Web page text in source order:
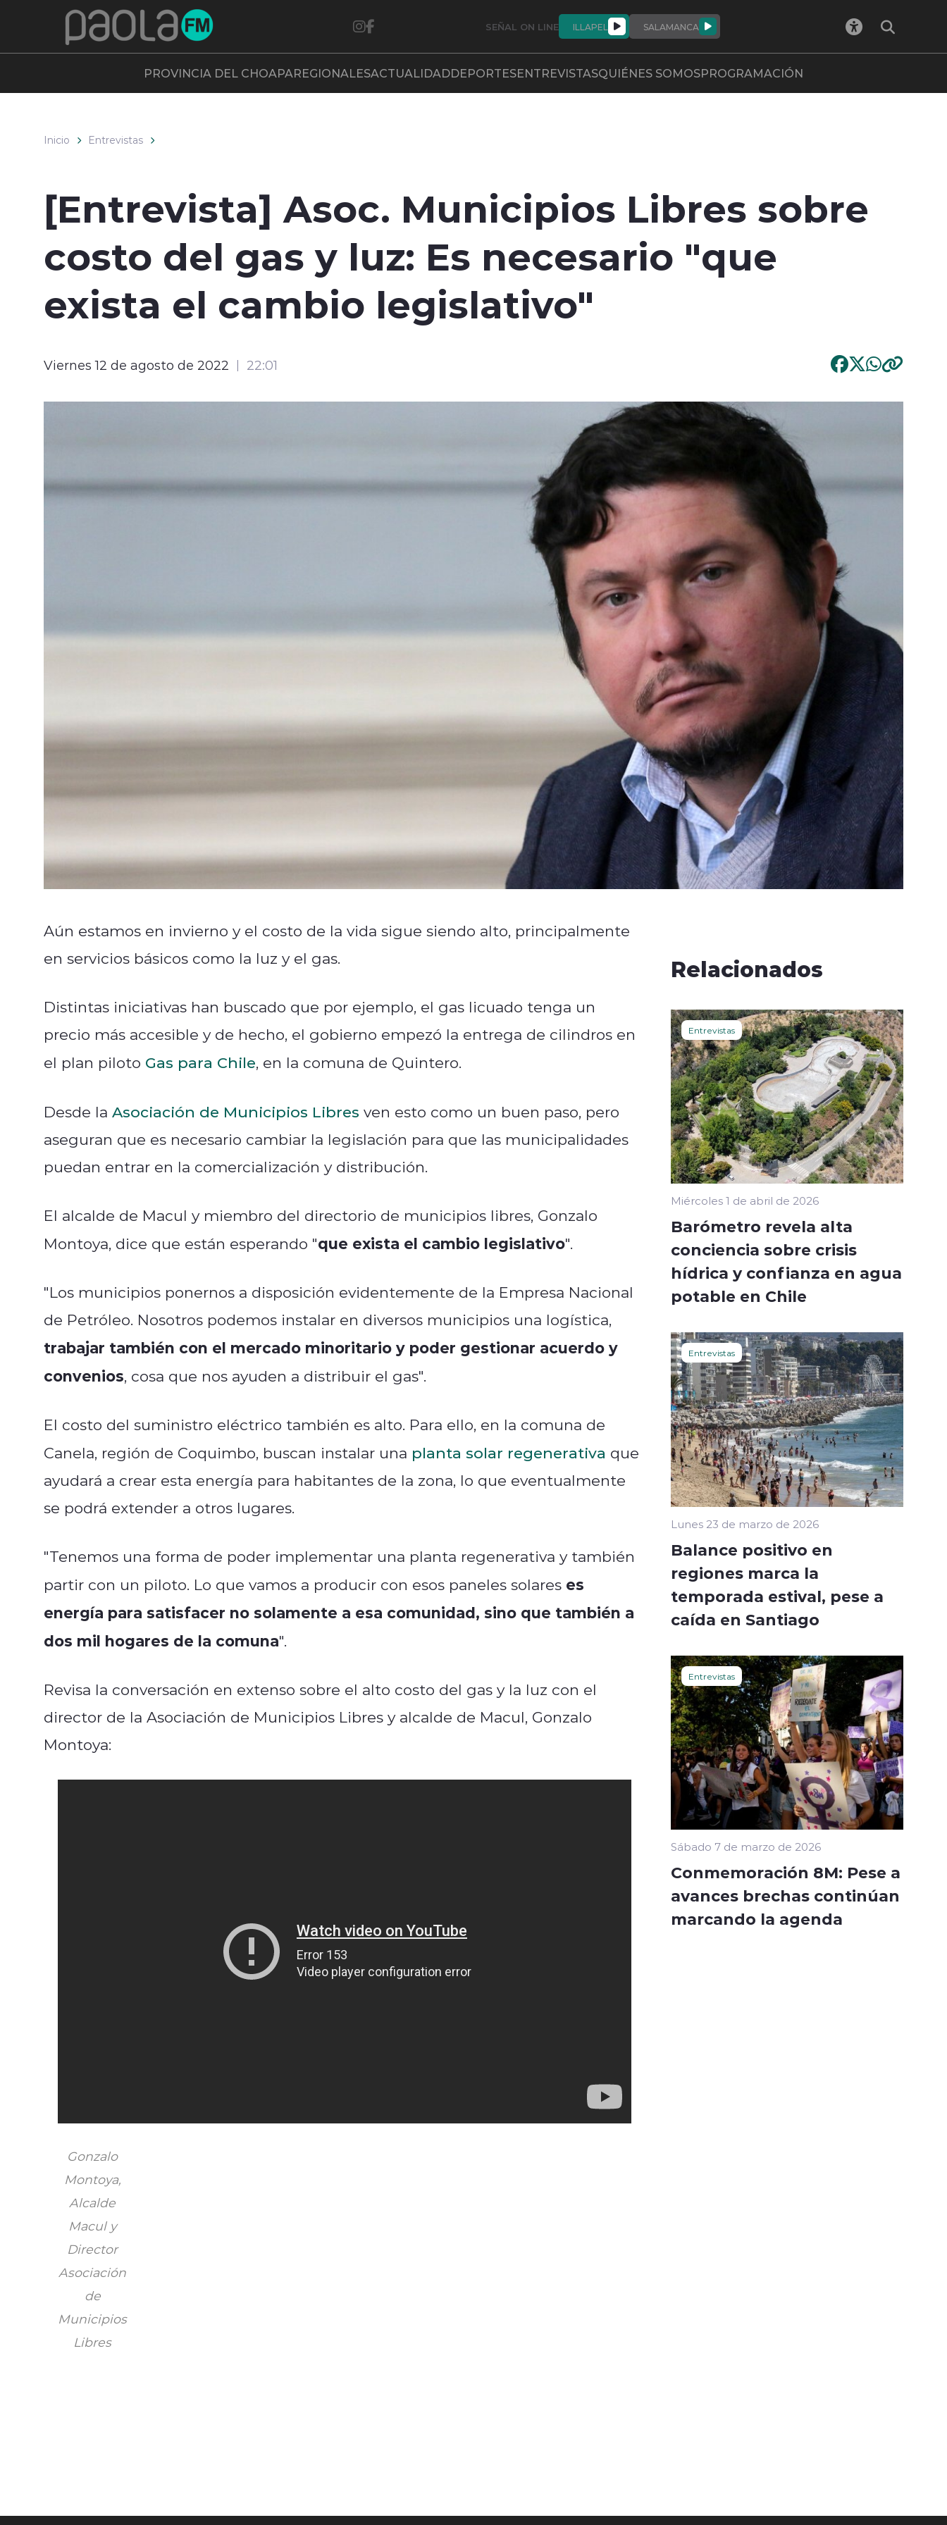
SEÑAL ON LINE ILLAPEL SALAMANCA
PROVINCIA DEL CHOAPAREGIONALESACTUALIDADDEPORTESENTREVISTASQUIÉNES SOMOSPROGRAMACIÓN
Inicio Entrevistas
[Entrevista] Asoc. Municipios Libres sobre
costo del gas y luz: Es necesario "que
exista el cambio legislativo"
Viernes 12 de agosto de 2022 22:01
Aún estamos en invierno y el costo de la vida sigue siendo alto, principalmente
en servicios básicos como la luz y el gas.
Distintas iniciativas han buscado que por ejemplo, el gas licuado tenga un
precio más accesible y de hecho, el gobierno empezó la entrega de cilindros en
el plan piloto Gas para Chile, en la comuna de Quintero.
Desde la Asociación de Municipios Libres ven esto como un buen paso, pero
aseguran que es necesario cambiar la legislación para que las municipalidades
puedan entrar en la comercialización y distribución.
El alcalde de Macul y miembro del directorio de municipios libres, Gonzalo
Montoya, dice que están esperando "que exista el cambio legislativo".
"Los municipios ponernos a disposición evidentemente de la Empresa Nacional
de Petróleo. Nosotros podemos instalar en diversos municipios una logística,
trabajar también con el mercado minoritario y poder gestionar acuerdo y
convenios, cosa que nos ayuden a distribuir el gas".
El costo del suministro eléctrico también es alto. Para ello, en la comuna de
Canela, región de Coquimbo, buscan instalar una planta solar regenerativa que
ayudará a crear esta energía para habitantes de la zona, lo que eventualmente
se podrá extender a otros lugares.
"Tenemos una forma de poder implementar una planta regenerativa y también
partir con un piloto. Lo que vamos a producir con esos paneles solares es
energía para satisfacer no solamente a esa comunidad, sino que también a
dos mil hogares de la comuna".
Revisa la conversación en extenso sobre el alto costo del gas y la luz con el
director de la Asociación de Municipios Libres y alcalde de Macul, Gonzalo
Montoya:
Gonzalo
Montoya,
Alcalde
Macul y
Director
Asociación
de
Municipios
Libres
Relacionados
Entrevistas
Miércoles 1 de abril de 2026
Barómetro revela alta
conciencia sobre crisis
hídrica y confianza en agua
potable en Chile
Entrevistas
Lunes 23 de marzo de 2026
Balance positivo en
regiones marca la
temporada estival, pese a
caída en Santiago
Entrevistas
Sábado 7 de marzo de 2026
Conmemoración 8M: Pese a
avances brechas continúan
marcando la agenda